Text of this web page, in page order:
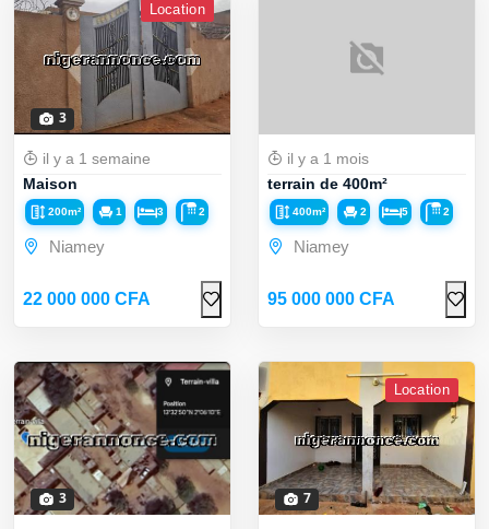
3
Location
il y a 1 semaine
Maison
200m² 1 3 2
Niamey
22 000 000 CFA
il y a 1 mois
terrain de 400m²
400m² 2 5 2
Niamey
95 000 000 CFA
3 7
Location